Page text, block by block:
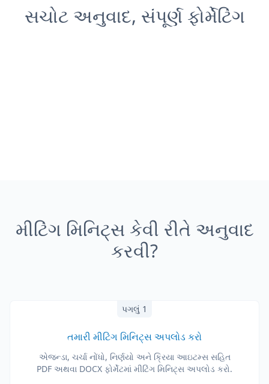
સચોટ અનુવાદ, સંપૂર્ણ ફોર્મેટિંગ
મીટિંગ મિનિટ્સ કેવી રીતે અનુવાદ
કરવી?
પગલું 1
તમારી મીટિંગ મિનિટ્સ અપલોડ કરો
એજન્ડા, ચર્ચા નોંધો, નિર્ણયો અને ક્રિયા આઇટમ્સ સહિત
PDF અથવા DOCX ફોર્મેટમાં મીટિંગ મિનિટ્સ અપલોડ કરો.